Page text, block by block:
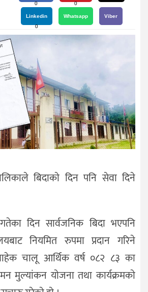
0
0
Linkedin
0
Whatsapp Viber
बिदाकाे दिन पनि सेवा दिने
दिन सार्वजनिक बिदा भएपनि
नियमित रुपमा प्रदान गरिने
चालू आर्थिक वर्ष ०८२ ८३ का
मुल्यांकन याेजना तथा कार्यक्रमकाे